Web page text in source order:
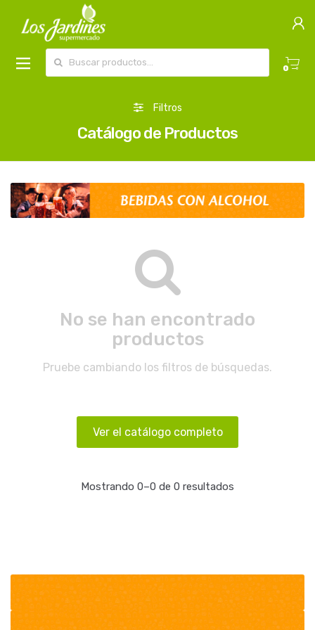
0
Filtros
Catálogo de Productos
No se han encontrado
productos
Pruebe cambiando los filtros de búsquedas.
Ver el catálogo completo
Mostrando 0–0 de 0 resultados